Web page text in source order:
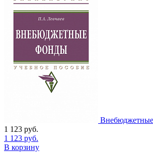
1 123 руб.
1 123 руб.
В корзину